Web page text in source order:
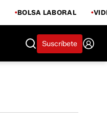
BOLSA LABORAL
Suscríbete